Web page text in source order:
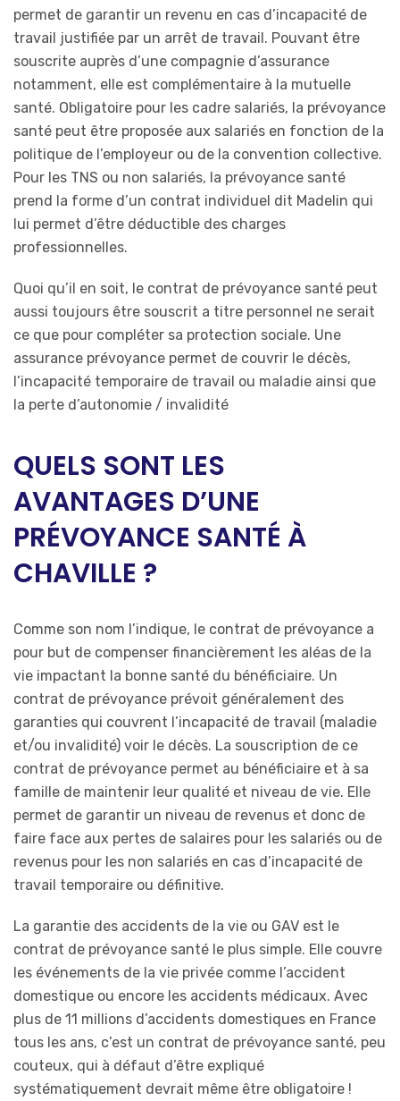
permet de garantir un revenu en cas d’incapacité de
travail justifiée par un arrêt de travail. Pouvant être
souscrite auprès d’une compagnie d’assurance
notamment, elle est complémentaire à la mutuelle
santé. Obligatoire pour les cadre salariés, la prévoyance
santé peut être proposée aux salariés en fonction de la
politique de l’employeur ou de la convention collective.
Pour les TNS ou non salariés, la prévoyance santé
prend la forme d’un contrat individuel dit Madelin qui
lui permet d’être déductible des charges
professionnelles.
Quoi qu’il en soit, le contrat de prévoyance santé peut
aussi toujours être souscrit a titre personnel ne serait
ce que pour compléter sa protection sociale. Une
assurance prévoyance permet de couvrir le décès,
l’incapacité temporaire de travail ou maladie ainsi que
la perte d’autonomie / invalidité
QUELS SONT LES
AVANTAGES D’UNE
PRÉVOYANCE SANTÉ À
CHAVILLE ?
Comme son nom l’indique, le contrat de prévoyance a
pour but de compenser financièrement les aléas de la
vie impactant la bonne santé du bénéficiaire. Un
contrat de prévoyance prévoit généralement des
garanties qui couvrent l’incapacité de travail (maladie
et/ou invalidité) voir le décès. La souscription de ce
contrat de prévoyance permet au bénéficiaire et à sa
famille de maintenir leur qualité et niveau de vie. Elle
permet de garantir un niveau de revenus et donc de
faire face aux pertes de salaires pour les salariés ou de
revenus pour les non salariés en cas d’incapacité de
travail temporaire ou définitive.
La garantie des accidents de la vie ou GAV est le
contrat de prévoyance santé le plus simple. Elle couvre
les événements de la vie privée comme l’accident
domestique ou encore les accidents médicaux. Avec
plus de 11 millions d’accidents domestiques en France
tous les ans, c’est un contrat de prévoyance santé, peu
couteux, qui à défaut d’être expliqué
systématiquement devrait même être obligatoire !